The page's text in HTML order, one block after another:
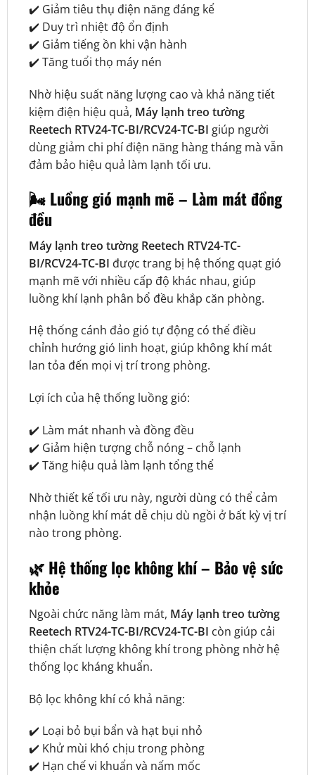
✔️ Giảm tiêu thụ điện năng đáng kể
✔️ Duy trì nhiệt độ ổn định
✔️ Giảm tiếng ồn khi vận hành
✔️ Tăng tuổi thọ máy nén
Nhờ hiệu suất năng lượng cao và khả năng tiết
kiệm điện hiệu quả, Máy lạnh treo tường
Reetech RTV24-TC-BI/RCV24-TC-BI giúp người
dùng giảm chi phí điện năng hàng tháng mà vẫn
đảm bảo hiệu quả làm lạnh tối ưu.
🌬️ Luồng gió mạnh mẽ – Làm mát đồng
đều
Máy lạnh treo tường Reetech RTV24-TC-
BI/RCV24-TC-BI được trang bị hệ thống quạt gió
mạnh mẽ với nhiều cấp độ khác nhau, giúp
luồng khí lạnh phân bổ đều khắp căn phòng.
Hệ thống cánh đảo gió tự động có thể điều
chỉnh hướng gió linh hoạt, giúp không khí mát
lan tỏa đến mọi vị trí trong phòng.
Lợi ích của hệ thống luồng gió:
✔️ Làm mát nhanh và đồng đều
✔️ Giảm hiện tượng chỗ nóng – chỗ lạnh
✔️ Tăng hiệu quả làm lạnh tổng thể
Nhờ thiết kế tối ưu này, người dùng có thể cảm
nhận luồng khí mát dễ chịu dù ngồi ở bất kỳ vị trí
nào trong phòng.
🌿 Hệ thống lọc không khí – Bảo vệ sức
khỏe
Ngoài chức năng làm mát, Máy lạnh treo tường
Reetech RTV24-TC-BI/RCV24-TC-BI còn giúp cải
thiện chất lượng không khí trong phòng nhờ hệ
thống lọc kháng khuẩn.
Bộ lọc không khí có khả năng:
✔️ Loại bỏ bụi bẩn và hạt bụi nhỏ
✔️ Khử mùi khó chịu trong phòng
✔️ Hạn chế vi khuẩn và nấm mốc